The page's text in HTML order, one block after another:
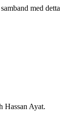
med detta
Hassan Ayat.